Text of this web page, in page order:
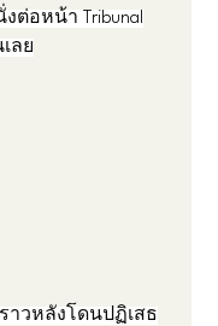
ต่อหน้า Tribunal
ลย
วหลังโดนปฏิเสธ